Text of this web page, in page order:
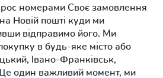
номерами Своє замовлення
Новій пошті куди ми
відправимо його. Ми
в будь-яке місто або
Івано-Франківськ,
один важливий момент, ми